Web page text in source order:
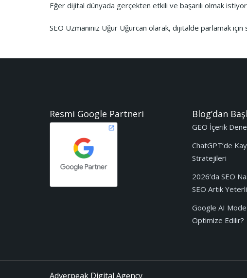
Eğer dijital dünyada gerçekten etkili ve başarılı olmak
SEO Uzmanınız Uğur Uğurcan olarak, dijitalde parlamak
Resmi Google Partneri Blog’dan
GEO İçerik
ChatGPT’de
Stratejileri
2026’da SEO
SEO Artık
Google AI Mode
Optimize Edilir?
Adverpeak Digital Agency